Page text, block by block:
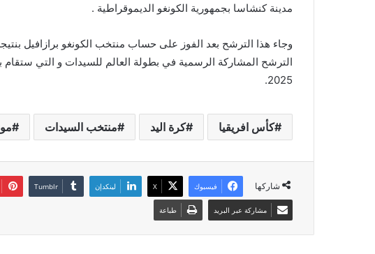
مدينة كنشاسا بجمهورية الكونغو الديموقراطية .
2025.
كأس افريقيا كرة اليد منتخب السيدات
شاركها فيسبوك ‫X لينكدإن
مشاركة عبر البريد طباعة